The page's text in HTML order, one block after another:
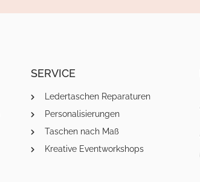
SERVICE
Ledertaschen Reparaturen
Personalisierungen
Taschen nach Maß
Kreative Eventworkshops